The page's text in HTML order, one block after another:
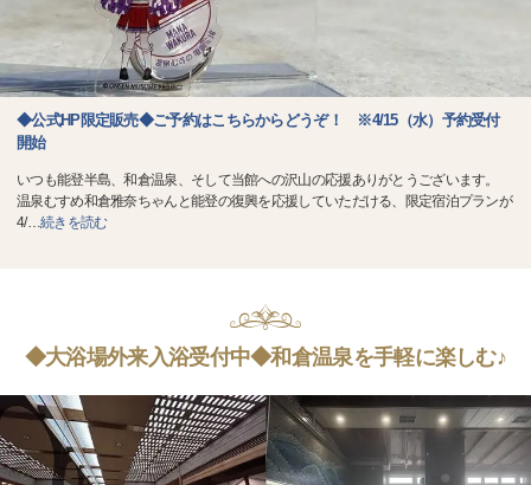
◆公式HP限定販売◆ご予約はこちらからどうぞ！ ※4/15（水）予約受付
開始
いつも能登半島、和倉温泉、そして当館への沢山の応援ありがとうございます。
温泉むすめ和倉雅奈ちゃんと能登の復興を応援していただける、限定宿泊プランが
4/…続きを読む
◆大浴場外来入浴受付中◆和倉温泉を手軽に楽しむ♪